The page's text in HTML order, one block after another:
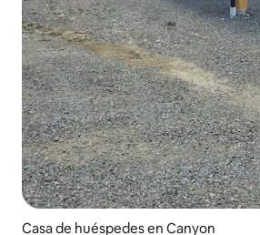
Casa de huéspedes en Canyon